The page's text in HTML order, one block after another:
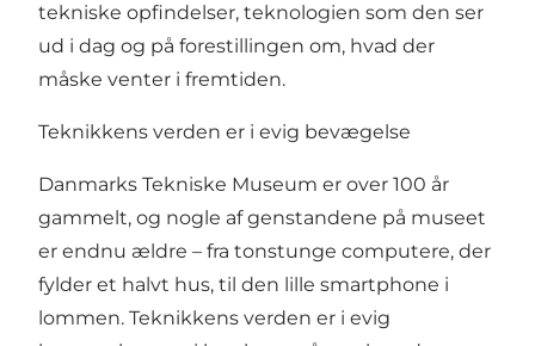
tekniske opfindelser, teknologien som den ser
ud i dag og på forestillingen om, hvad der
måske venter i fremtiden.
Teknikkens verden er i evig bevægelse
Danmarks Tekniske Museum er over 100 år
gammelt, og nogle af genstandene på museet
er endnu ældre – fra tonstunge computere, der
fylder et halvt hus, til den lille smartphone i
lommen. Teknikkens verden er i evig